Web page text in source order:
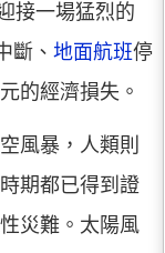
接一場猛烈的
斷、 地面航班停
的經濟損失。
風暴，人類則
期都已得到證
災難。太陽風